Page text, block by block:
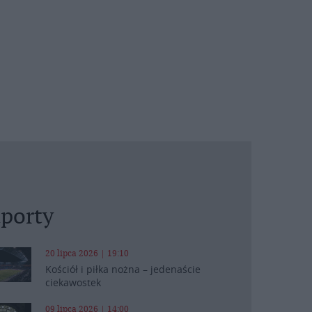
20 lipca 2026 | 19:10
Kościół i piłka nożna – jedenaście
ciekawostek
09 lipca 2026 | 14:00